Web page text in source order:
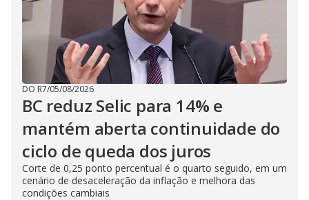
DO R7/05/08/2026
BC reduz Selic para 14% e
mantém aberta continuidade do
ciclo de queda dos juros
Corte de 0,25 ponto percentual é o quarto seguido, em um
cenário de desaceleração da inflação e melhora das
condições cambiais